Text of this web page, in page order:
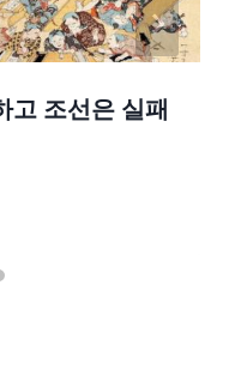
고 조선은 실패